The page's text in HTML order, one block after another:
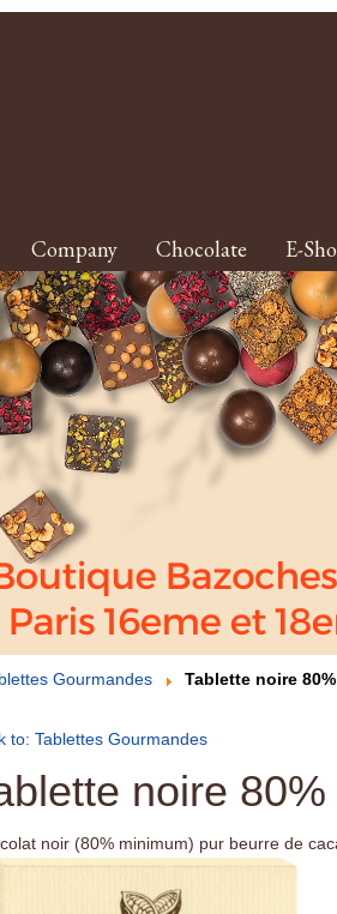
Company Chocolate E-
Gourmandes Tablette noire
to: Tablettes Gourmandes
noire 80%
noir (80% minimum) pur beurre de